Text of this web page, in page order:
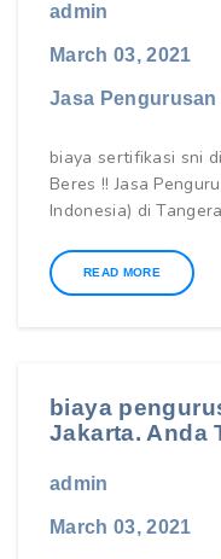
admin
March 03, 2021
Jasa Pengurusan
biaya sertifikasi sni
Beres !! Jasa
Indonesia) di
READ MORE
biaya
Jakarta. Anda
admin
March 03, 2021